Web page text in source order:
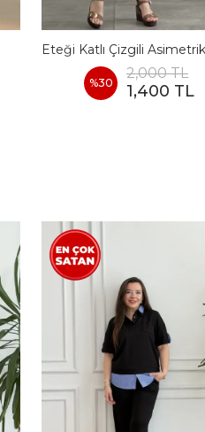
%30
2,000 TL
1,400 TL